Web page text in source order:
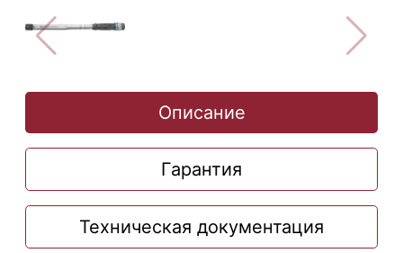
Описание
Гарантия
Техническая документация